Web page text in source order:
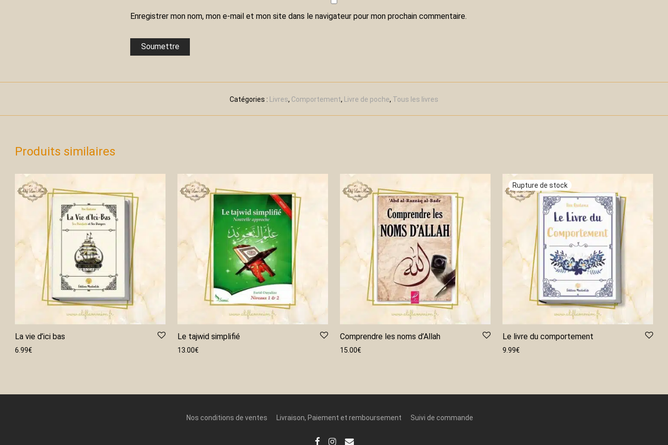
Enregistrer mon nom, mon e-mail et mon site dans le navigateur pour mon prochain commentaire.
Catégories : Livres, Comportement, Livre de poche, Tous les livres
Produits similaires
La vie d’ici bas
6.99€
Le tajwid simplifié
13.00€
Comprendre les noms d’Allah
15.00€
Le livre du comportement
9.99€
Nos conditions de ventes Livraison, Paiement et remboursement Suivi de commande